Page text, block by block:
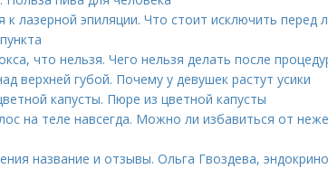
к лазерной эпиляции. Что стоит исключить перед
что нельзя. Чего нельзя делать после
верхней губой. Почему у девушек растут усики
капусты. Пюре из цветной капусты
на теле навсегда. Можно ли избавиться от
название и отзывы. Ольга Гвоздева,